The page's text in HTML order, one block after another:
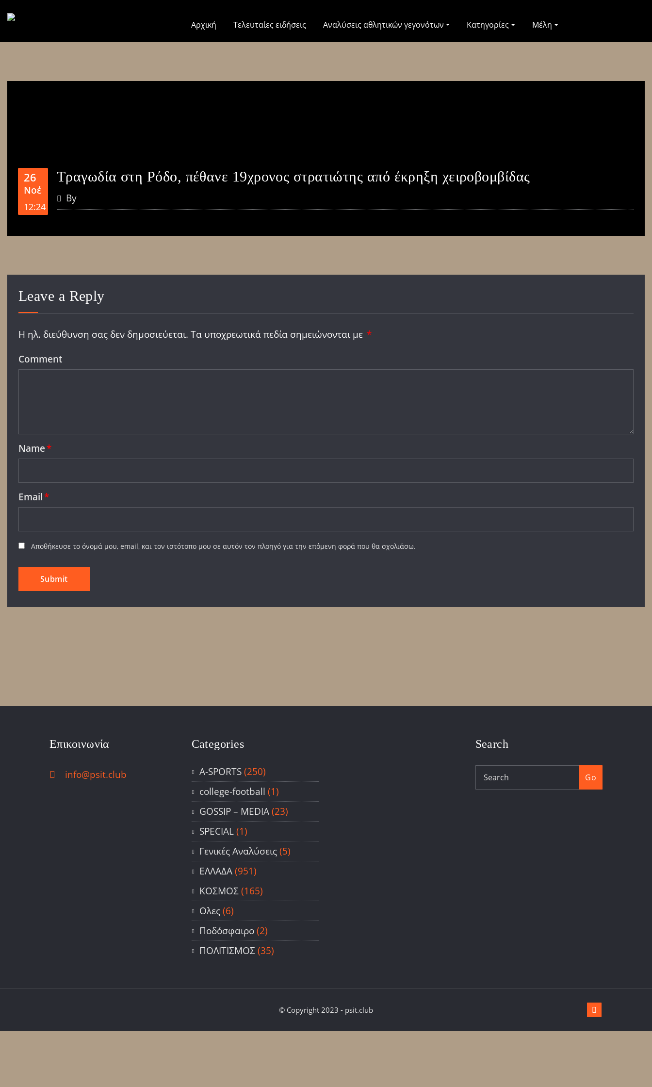
Αρχική Τελευταίες ειδήσεις Αναλύσεις αθλητικών γεγονότων Κατηγορίες Μέλη
26
Νοέ
12:24
Τραγωδία στη Ρόδο, πέθανε 19χρονος στρατιώτης από έκρηξη χειροβομβίδας
By
Leave a Reply
Η ηλ. διεύθυνση σας δεν δημοσιεύεται. Τα υποχρεωτικά πεδία σημειώνονται με *
Comment
Name*
Email*
Αποθήκευσε το όνομά μου, email, και τον ιστότοπο μου σε αυτόν τον πλοηγό για την επόμενη φορά που θα σχολιάσω.
Επικοινωνία
info@psit.club
Categories
A-SPORTS(250)
college-football (1)
GOSSIP – ΜΕDIA(23)
SPECIAL(1)
Γενικές Αναλύσεις(5)
ΕΛΛΑΔΑ(951)
ΚΟΣΜΟΣ(165)
Ολες(6)
Ποδόσφαιρο(2)
ΠΟΛΙΤΙΣΜΟΣ(35)
Search
Go
© Copyright 2023 - psit.club